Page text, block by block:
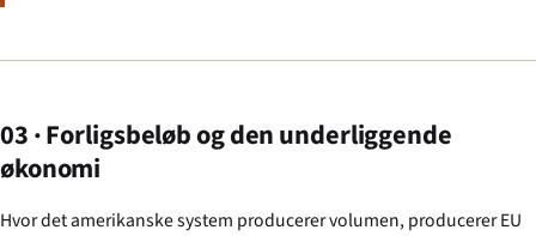
03 · Forligsbeløb og den underliggende
økonomi
Hvor det amerikanske system producerer volumen, producerer EU